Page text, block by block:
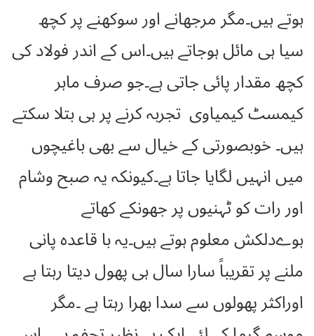
ہوتے ہیں۔مگر مرجھانے اور سوکھنے پر کچھ
سیا ہی مائل ہوجاتے ہیں۔اس کے اندر فولاد کی
کچھ مقدار پائی جاتی ہے۔جو صرف ماہر
کیمسٹ کیمیاوی تجربہ کرنے پر ہی بتلا سکتے
ہیں۔ خوبصورتی کے خیال سے بھی باغیچوں
میں انہیں لگایا جاتا ہے۔کیونکہ یہ صبح وشام
اور رات کو ٹہنیوں پر جھونکے کھاتے
ہوےدلکش معلوم ہوتے ہیں۔یہ با قاعدہ پانی
ملنے پر تقریباً سارا سال ہی پھول دیتا رہتا ہے
اوراکثر پھولوں سے سدا بھرا رہتا ہے ۔مگر